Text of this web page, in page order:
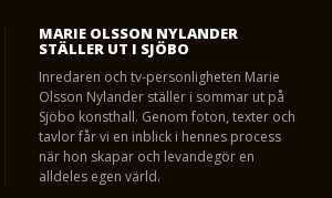
MARIE OLSSON NYLANDER
STÄLLER UT I SJÖBO
Inredaren och tv-personligheten Marie
Olsson Nylander ställer i sommar ut på
Sjöbo konsthall. Genom foton, texter och
tavlor får vi en inblick i hennes process
när hon skapar och levandegör en
alldeles egen värld.